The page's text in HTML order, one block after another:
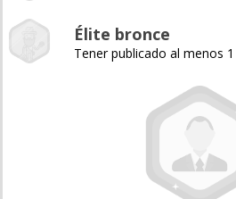
Élite bronce
Tener publicado al menos